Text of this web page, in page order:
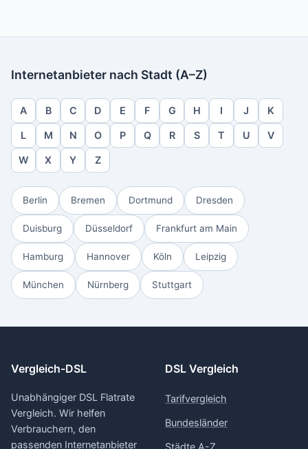
Internetanbieter nach Stadt (A–Z)
A B C D E F G H I J K
L M N O P Q R S T U V
W X Y Z
Berlin Bremen Dortmund Dresden
Duisburg Düsseldorf Frankfurt am Main
Hamburg Hannover Köln Leipzig
München Nürnberg Stuttgart
Vergleich-DSL
Unabhängiger DSL Flatrate
Vergleich. Wir helfen
Verbrauchern, den
passenden Internetanbieter
DSL Vergleich
Tarifvergleich
Bundesländer